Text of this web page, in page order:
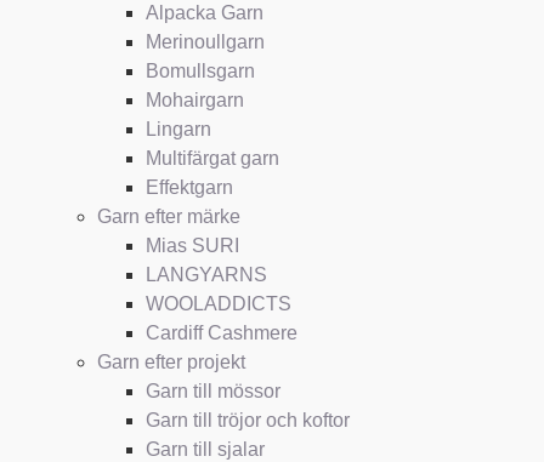
Alpacka Garn
Merinoullgarn
Bomullsgarn
Mohairgarn
Lingarn
Multifärgat garn
Effektgarn
Garn efter märke
Mias SURI
LANGYARNS
WOOLADDICTS
Cardiff Cashmere
Garn efter projekt
Garn till mössor
Garn till tröjor och koftor
Garn till sjalar